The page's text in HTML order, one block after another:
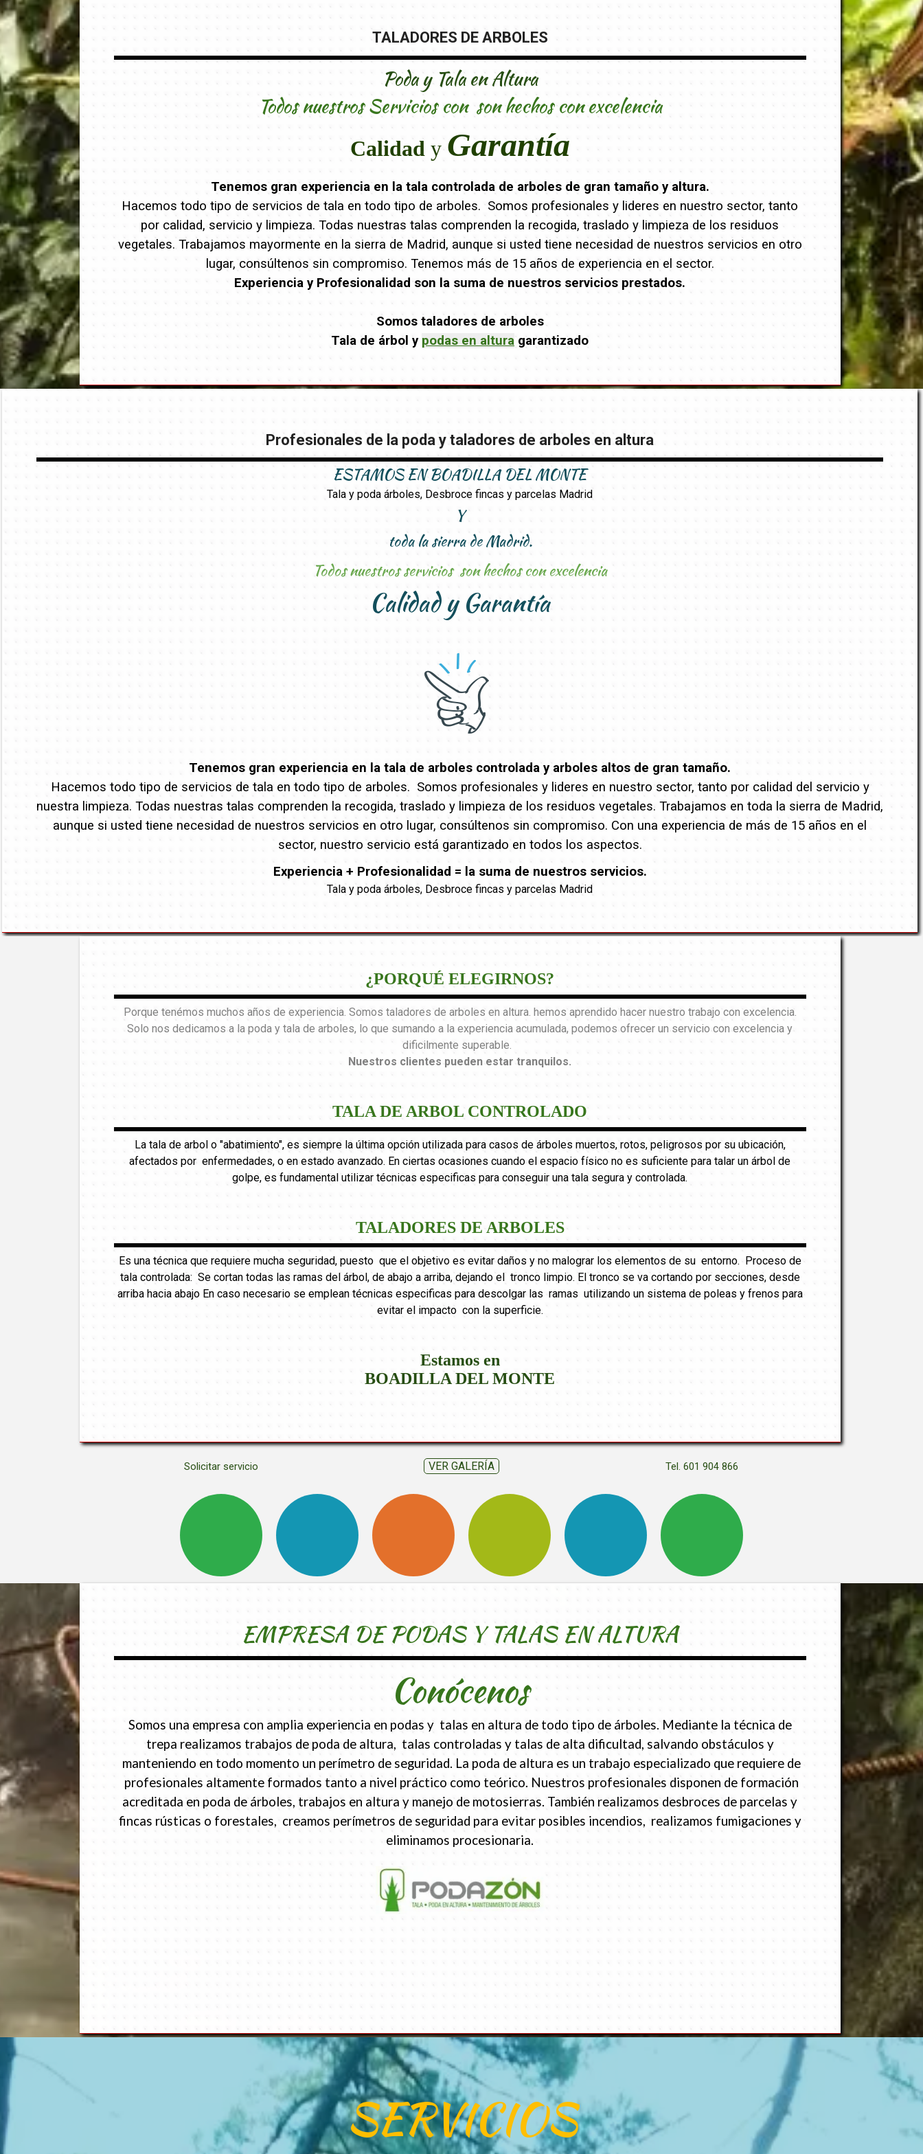
TALADORES DE ARBOLES
Poda y Tala en Altura
Todos nuestros Servicios con son hechos con excelencia
Calidad y Garantía
Tenemos gran experiencia en la tala controlada de arboles de gran tamaño y altura.
Hacemos todo tipo de servicios de tala en todo tipo de arboles. Somos profesionales y lideres en nuestro sector, tanto
por calidad, servicio y limpieza. Todas nuestras talas comprenden la recogida, traslado y limpieza de los residuos
vegetales. Trabajamos mayormente en la sierra de Madrid, aunque si usted tiene necesidad de nuestros servicios en otro
lugar, consúltenos sin compromiso. Tenemos más de 15 años de experiencia en el sector.
Experiencia y Profesionalidad son la suma de nuestros servicios prestados.
Somos taladores de arboles
Tala de árbol y podas en altura garantizado
Profesionales de la poda y taladores de arboles en altura
ESTAMOS EN BOADILLA DEL MONTE
Tala y poda árboles, Desbroce fincas y parcelas Madrid
Y
toda la sierra de Madrid.
Todos nuestros servicios son hechos con excelencia
Calidad y Garantía
Tenemos gran experiencia en la tala de arboles controlada y arboles altos de gran tamaño.
Hacemos todo tipo de servicios de tala en todo tipo de arboles. Somos profesionales y lideres en nuestro sector, tanto por calidad del servicio y
nuestra limpieza. Todas nuestras talas comprenden la recogida, traslado y limpieza de los residuos vegetales. Trabajamos en toda la sierra de Madrid,
aunque si usted tiene necesidad de nuestros servicios en otro lugar, consúltenos sin compromiso. Con una experiencia de más de 15 años en el
sector, nuestro servicio está garantizado en todos los aspectos.
Experiencia + Profesionalidad = la suma de nuestros servicios.
Tala y poda árboles, Desbroce fincas y parcelas Madrid
¿PORQUÉ ELEGIRNOS?
Porque tenémos muchos años de experiencia. Somos taladores de arboles en altura. hemos aprendido hacer nuestro trabajo con excelencia.
Solo nos dedicamos a la poda y tala de arboles, lo que sumando a la experiencia acumulada, podemos ofrecer un servicio con excelencia y
dificilmente superable.
Nuestros clientes pueden estar tranquilos.
TALA DE ARBOL CONTROLADO
La tala de arbol o "abatimiento", es siempre la última opción utilizada para casos de árboles muertos, rotos, peligrosos por su ubicación,
afectados por enfermedades, o en estado avanzado. En ciertas ocasiones cuando el espacio físico no es suficiente para talar un árbol de
golpe, es fundamental utilizar técnicas especificas para conseguir una tala segura y controlada.
TALADORES DE ARBOLES
Es una técnica que requiere mucha seguridad, puesto que el objetivo es evitar daños y no malograr los elementos de su entorno. Proceso de
tala controlada: Se cortan todas las ramas del árbol, de abajo a arriba, dejando el tronco limpio. El tronco se va cortando por secciones, desde
arriba hacia abajo En caso necesario se emplean técnicas especificas para descolgar las ramas utilizando un sistema de poleas y frenos para
evitar el impacto con la superficie.
Estamos en
BOADILLA DEL MONTE
Tel. 601 904 866
Solicitar servicio VER GALERÍA
EMPRESA DE PODAS Y TALAS EN ALTURA
Conócenos
Somos una empresa con amplia experiencia en podas y talas en altura de todo tipo de árboles. Mediante la técnica de
trepa realizamos trabajos de poda de altura, talas controladas y talas de alta dificultad, salvando obstáculos y
manteniendo en todo momento un perímetro de seguridad. La poda de altura es un trabajo especializado que requiere de
profesionales altamente formados tanto a nivel práctico como teórico. Nuestros profesionales disponen de formación
acreditada en poda de árboles, trabajos en altura y manejo de motosierras. También realizamos desbroces de parcelas y
fincas rústicas o forestales, creamos perímetros de seguridad para evitar posibles incendios, realizamos fumigaciones y
eliminamos procesionaria.
SERVICIOS